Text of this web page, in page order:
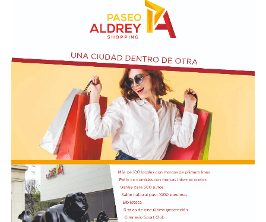
balnearios durante la próxima temporada de verano.
Paralelamente, pretenden trabajar en conjunto en la
elaboración de un master plan y en el futuro llamado a
licitación del complejo.
Ante la falta de consenso, el magistrado resolvió
convocar a una nueva audiencia y mantener suspendidos
los plazos procesales, una medida que permite congelar
el trámite judicial mientras continúan las mesas de
trabajo políticas y técnicas.
El conflicto se originó tras la presentación de una
medida cautelar por parte del Municipio para frenar la
licitación de los balnearios impulsada por la Provincia.
Además, la comuna promovió una demanda principal
con el objetivo de cancelar la deuda con la